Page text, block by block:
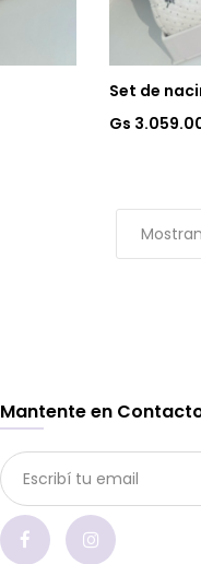
Set de
Gs
Mantente en